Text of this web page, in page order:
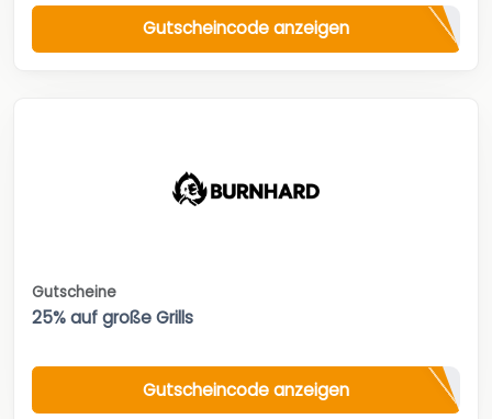
Gutscheincode anzeigen
Gutscheine
25% auf große Grills
Gutscheincode anzeigen